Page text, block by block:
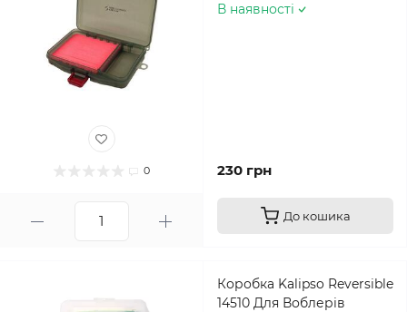
0
В наявності
230 грн
До кошика
Коробка Kalipso Reversible
14510 Для Воблерів